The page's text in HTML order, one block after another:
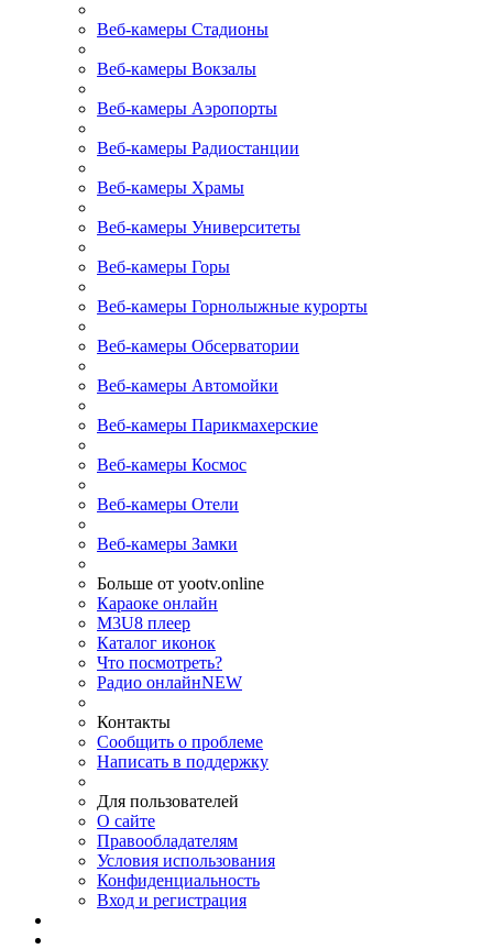
Веб-камеры Стадионы
Веб-камеры Вокзалы
Веб-камеры Аэропорты
Веб-камеры Радиостанции
Веб-камеры Храмы
Веб-камеры Университеты
Веб-камеры Горы
Веб-камеры Горнолыжные курорты
Веб-камеры Обсерватории
Веб-камеры Автомойки
Веб-камеры Парикмахерские
Веб-камеры Космос
Веб-камеры Отели
Веб-камеры Замки
Больше от yootv.online
Караоке онлайн
M3U8 плеер
Каталог иконок
Что посмотреть?
Радио онлайнNEW
Контакты
Сообщить о проблеме
Написать в поддержку
Для пользователей
О сайте
Правообладателям
Условия использования
Конфиденциальность
Вход и регистрация